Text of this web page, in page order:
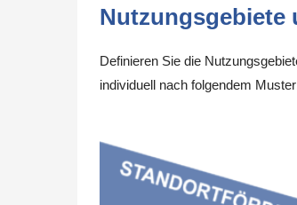
Nutzungsgebiete
Definieren Sie die
individuell nach folgendem